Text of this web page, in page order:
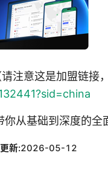
注意这是加盟链接
从基础到深度的全
更新:2026-05-12